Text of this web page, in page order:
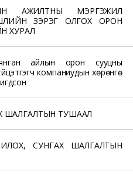
АЖИЛТНЫ МЭРГЭЖИЛ
ЗЭРЭГ ОЛГОХ ОРОН
ХУРАЛ
айлын орон сууцны
компаниудын хөрөнгө
ШАЛГАЛТЫН ТУШААЛ
СУНГАХ ШАЛГАЛТЫН